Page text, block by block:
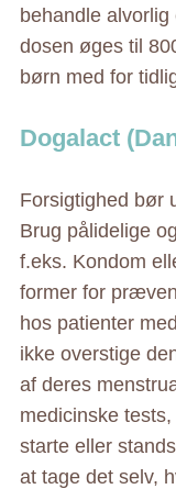
behandle
dosen øges til
børn med for
Dogalact
Forsigtighed bør
Brug pålidelige
f.eks. Kondom
former for
hos patienter
ikke overstige
af deres
medicinske
starte eller
at tage det selv,